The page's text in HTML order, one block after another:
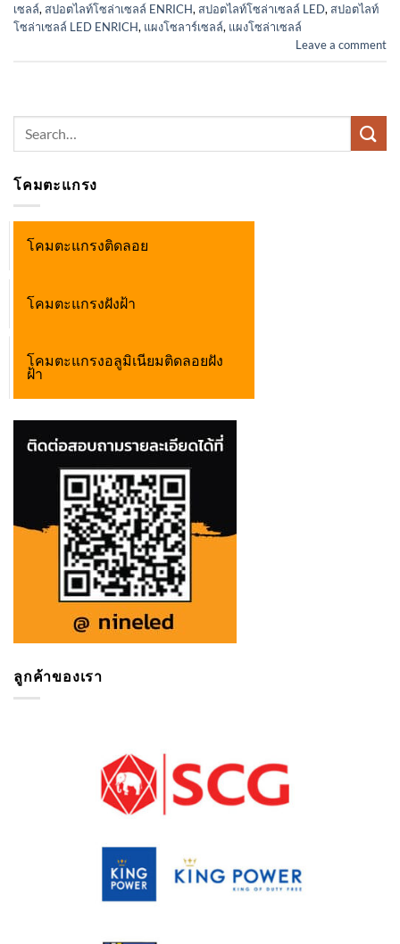
เซลล์, สปอตไลท์โซล่าเซลล์ ENRICH, สปอตไลท์โซล่าเซลล์ LED, สปอตไลท์
โซล่าเซลล์ LED ENRICH, แผงโซลาร์เซลล์, แผงโซล่าเซลล์
Leave a comment
โคมตะแกรง
โคมตะแกรงติดลอย
โคมตะแกรงฝังฝ้า
โคมตะแกรงอลูมิเนียมติดลอยฝัง
ฝ้า
ลูกค้าของเรา